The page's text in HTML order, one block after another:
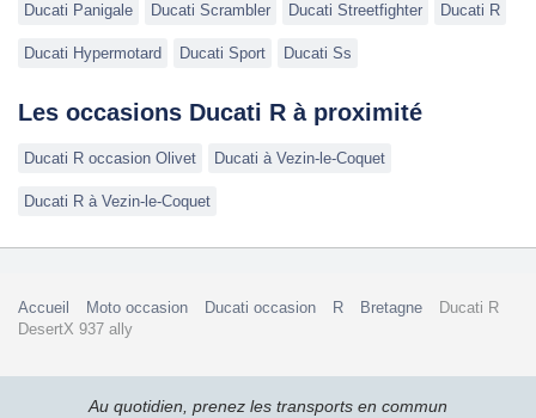
Ducati Panigale Ducati Scrambler Ducati Streetfighter Ducati R
Ducati Hypermotard Ducati Sport Ducati Ss
Les occasions Ducati R à proximité
Ducati R occasion Olivet Ducati à Vezin-le-Coquet
Ducati R à Vezin-le-Coquet
Accueil Moto occasion Ducati occasion R Bretagne
Ducati R
DesertX 937 ally
Au quotidien, prenez les transports en commun